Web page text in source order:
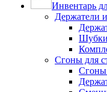
Инвентарь
Держатели
Шубки
Сгоны для
Сгоны